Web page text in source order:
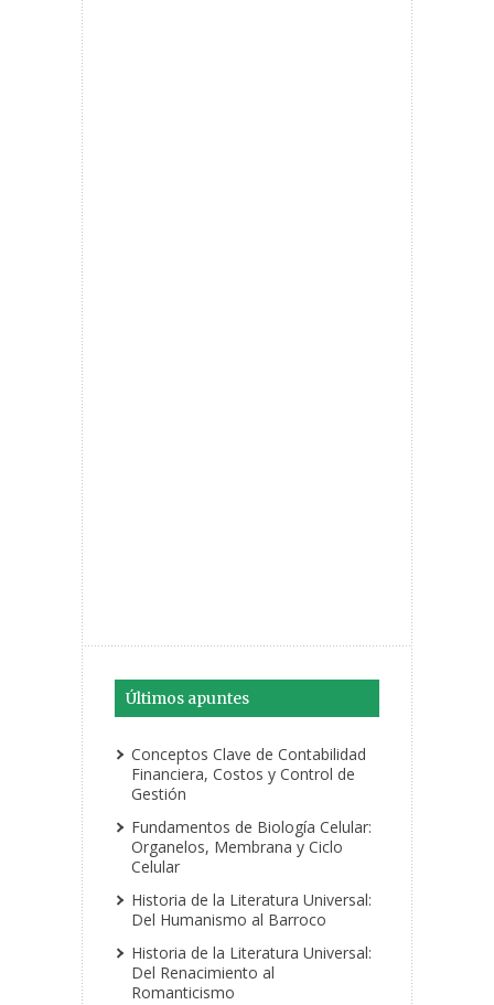
Últimos apuntes
Conceptos Clave de Contabilidad
Financiera, Costos y Control de
Gestión
Fundamentos de Biología Celular:
Organelos, Membrana y Ciclo
Celular
Historia de la Literatura Universal:
Del Humanismo al Barroco
Historia de la Literatura Universal:
Del Renacimiento al
Romanticismo